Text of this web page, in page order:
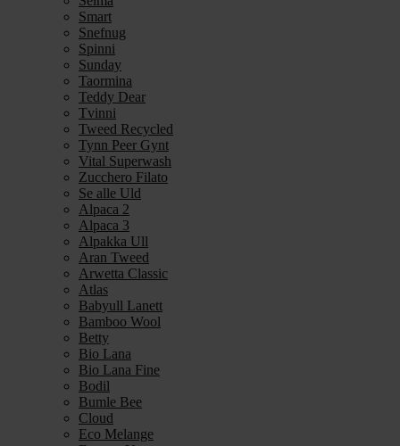
Smart
Snefnug
Spinni
Sunday
Taormina
Teddy Dear
Tvinni
Tweed Recycled
Tynn Peer Gynt
Vital Superwash
Zucchero Filato
Se alle Uld
Alpaca 2
Alpaca 3
Alpakka Ull
Aran Tweed
Arwetta Classic
Atlas
Babyull Lanett
Bamboo Wool
Betty
Bio Lana
Bio Lana Fine
Bodil
Bumle Bee
Cloud
Eco Melange